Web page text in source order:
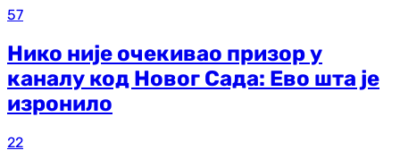
57
Нико није очекивао призор у
каналу код Новог Сада: Ево шта је
изронило
22